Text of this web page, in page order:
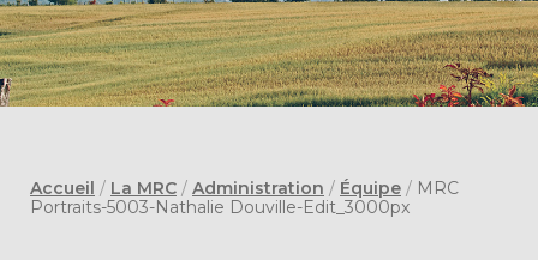
Accueil / La MRC / Administration / Équipe / MRC
Portraits-5003-Nathalie Douville-Edit_3000px